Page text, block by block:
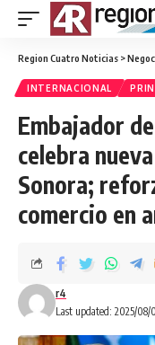
Region Cuatro Noticias >
INTERNACIONAL
Embajador
celebra
Sonora;
comercio en
Last updated: 2025/08/
r4